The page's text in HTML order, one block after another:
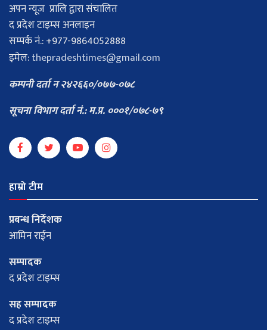
अपन न्यूज प्रालि द्वारा संचालित
द प्रदेश टाइम्स अनलाइन
सम्पर्क नं.: +977-9864052888
इमेल:thepradeshtimes@gmail.com
कम्पनी दर्ता न २४२६६०/०७७-०७८
सूचना विभाग दर्ता नं.: म.प्र. ०००१/०७८-७९
हाम्रो टीम
प्रबन्ध निर्देशक
आमिन राईन
सम्पादक
द प्रदेश टाइम्स
सह सम्पादक
द प्रदेश टाइम्स